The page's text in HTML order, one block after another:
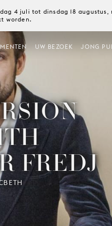
4 juli tot dinsdag 18
worden.
UW BEZOEK JONG
FREDJ